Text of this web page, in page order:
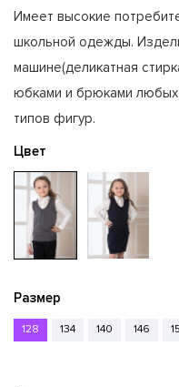
Имеет высокие
школьной одежды.
машине(деликатная
юбками и брюками
типов фигур.
Цвет
Размер
128 134 140 146